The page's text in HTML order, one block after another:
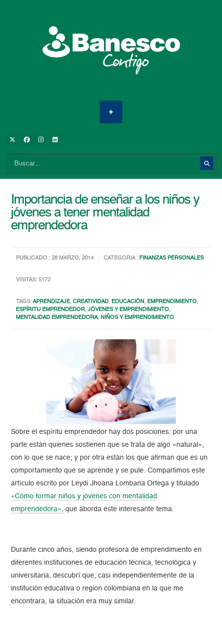
Importancia de enseñar a los niños y
jóvenes a tener mentalidad
emprendedora
PUBLICADO : 28 MARZO, 2014 CATEGORIA : FINANZAS PERSONALES
VISITAS: 5172
TAGS:APRENDIZAJE,CREATIVIDAD, EDUCACIÓN, EMPRENDIMIENTO,
ESPÍRITU EMPRENDEDOR,JÓVENES Y EMPRENDIMIENTO,
MENTALIDAD EMPRENDEDORA,NIÑOS Y EMPRENDIMIENTO
Sobre el espíritu emprendedor hay dos posiciones: por una
parte están quienes sostienen que se trata de algo «natural»,
con lo que se nace; y por otra están los que afirman que es un
comportamiento que se aprende y se pule. Compartimos este
artículo escrito por Leydi Jhoana Lombana Ortega y titulado
«Cómo formar niños y jóvenes con mentalidad
emprendedora», que aborda este interesante tema.
Durante cinco años, siendo profesora de emprendimiento en
diferentes instituciones de educación técnica, tecnológica y
universitaria, descubrí que, casi independientemente de la
institución educativa o región colombiana en la que me
encontrara, la situación era muy similar.